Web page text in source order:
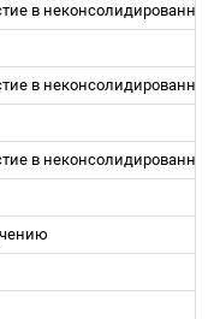
в
в
в